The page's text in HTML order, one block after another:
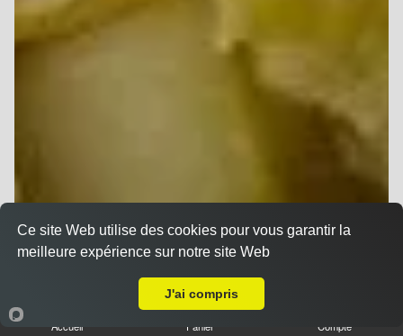
Accueil Panier Compte
Ce site Web utilise des cookies pour vous garantir la
meilleure expérience sur notre site Web
J'ai compris